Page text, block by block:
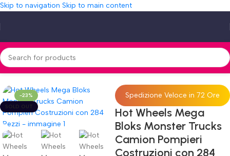
Skip to navigation Skip to main content
Bloks Monster Trucks Camion Pompieri Costruzioni con 284 Pezzi
-23%
SOLD OUT
Spedizione Veloce in 72 Ore
Hot Wheels Mega
Bloks Monster Trucks
Camion Pompieri
Costruzioni con 284